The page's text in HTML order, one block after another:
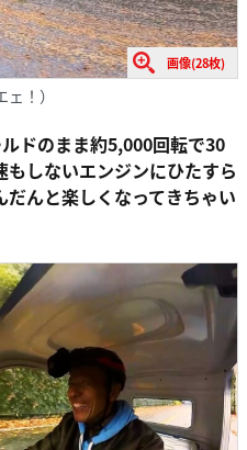
画像(28枚)
！）
ドのまま約5,000回転で30
しないエンジンにひたすら
んと楽しくなってきちゃい